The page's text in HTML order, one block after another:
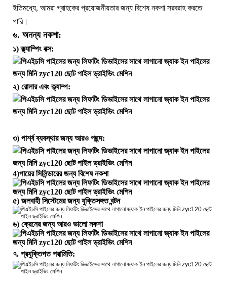
ইতিমধ্যে, আমরা গ্রাহকের প্রয়োজনীয়তার জন্য বিশেষ নকশা সরবরাহ করতে
পারি।
৬. অনন্য নকশা:
১) ক্ল্যাম্পিং বক্স:
২) রোলার এবং ক্ল্যাম্প:
৩) পার্শ্ব ব্যবস্থার জন্য আরও পছন্দ:
4)পায়ের সিলিন্ডারের জন্য বিশেষ নকশা
৫) জলবাহী সিস্টেমের জন্য যুক্তিসঙ্গত বন্টন
৬) ক্রেনের জন্য আরও ভালো নকশা
৭. প্রযুক্তিগত পরামিতি: